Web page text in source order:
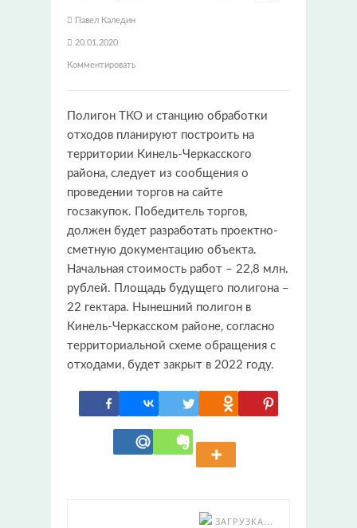
Павел Каледин
20.01.2020
Комментировать
Полигон ТКО и станцию обработки
отходов планируют построить на
территории Кинель-Черкасского
района, следует из сообщения о
проведении торгов на сайте
госзакупок. Победитель торгов,
должен будет разработать проектно-
сметную документацию объекта.
Начальная стоимость работ – 22,8 млн.
рублей. Площадь будущего полигона –
22 гектара. Нынешний полигон в
Кинель-Черкасском районе, согласно
территориальной схеме обращения с
отходами, будет закрыт в 2022 году.
ЗАГРУЗКА...